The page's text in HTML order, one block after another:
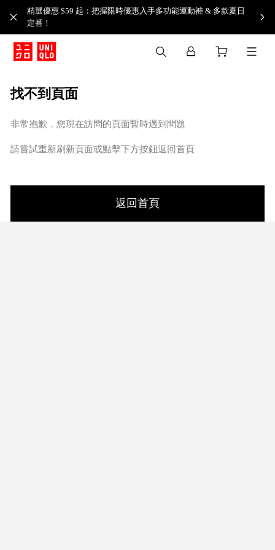
精選優惠 $59 起：把握限時優惠入手多功能運動褲 & 多款夏日
定番！​
找不到頁面
非常抱歉，您現在訪問的頁面暫時遇到問題
請嘗試重新刷新頁面或點擊下方按鈕返回首頁
返回首頁